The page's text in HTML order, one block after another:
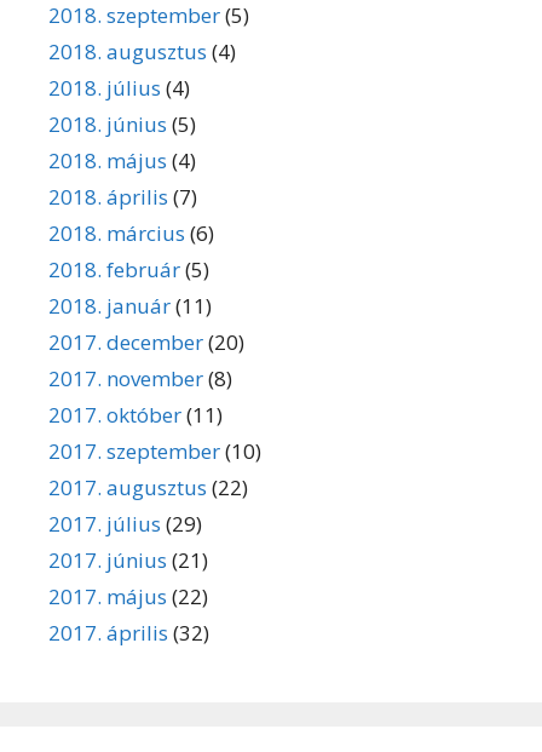
2018. szeptember(5)
2018. augusztus (4)
2018. július (4)
2018. június (5)
2018. május (4)
2018. április (7)
2018. március (6)
2018. február(5)
2018. január(11)
2017. december(20)
2017. november(8)
2017. október(11)
2017. szeptember(10)
2017. augusztus (22)
2017. július (29)
2017. június (21)
2017. május (22)
2017. április (32)